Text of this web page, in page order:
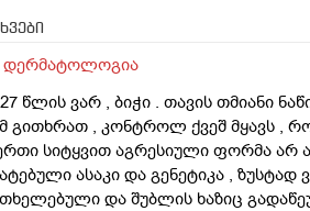
დერმატოლოგია
წლის ვარ , ბიჭი . თავის თმიანი
, კონტროლ ქვეშ მყავს ,
სიტყვით აგრესიული ფორმა არ
ასაკი და გენეტიკა ,
და შუბლის ხაზიც